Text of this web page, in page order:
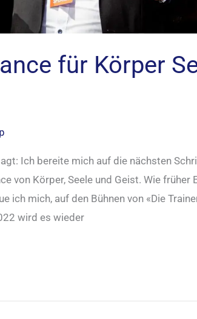
für Körper
Ich bereite mich auf die nächsten
von Körper, Seele und Geist. Wie früher
ich mich, auf den Bühnen von «Die
wird es wieder